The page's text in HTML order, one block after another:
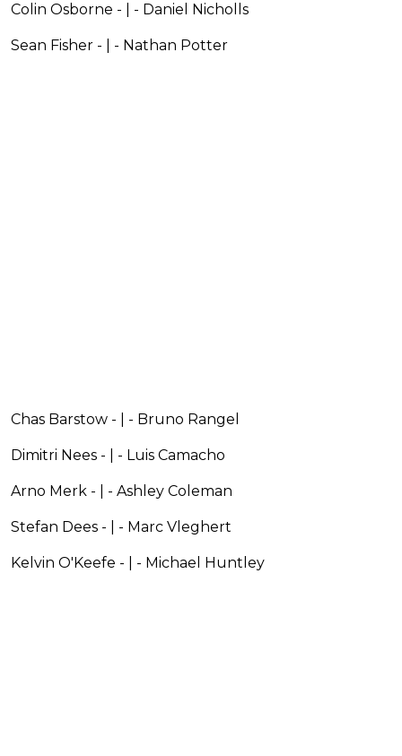
Colin Osborne - | - Daniel Nicholls
Sean Fisher - | - Nathan Potter
Chas Barstow - | - Bruno Rangel
Dimitri Nees - | - Luis Camacho
Arno Merk - | - Ashley Coleman
Stefan Dees - | - Marc Vleghert
Kelvin O'Keefe - | - Michael Huntley